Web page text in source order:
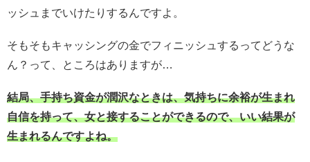
ッシュまでいけたりするんですよ。
そもそもキャッシングの金でフィニッシュするってどうな
ん？って、ところはありますが…
結局、手持ち資金が潤沢なときは、気持ちに余裕が生まれ
自信を持って、女と接することができるので、いい結果が
生まれるんですよね。